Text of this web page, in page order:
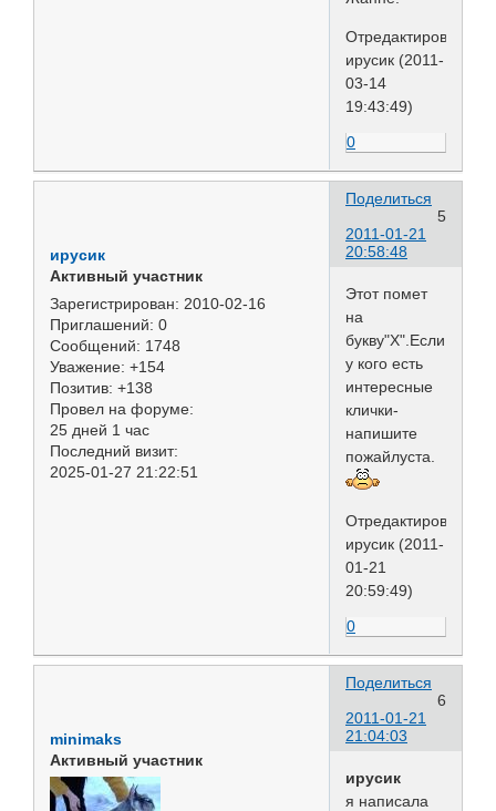
Отредактировано
ирусик (2011-
03-14
19:43:49)
0
Поделиться
5
2011-01-21
20:58:48
ирусик
Активный участник
Зарегистрирован: 2010-02-16
Приглашений: 0
Сообщений: 1748
Уважение: +154
Позитив: +138
Провел на форуме:
25 дней 1 час
Последний визит:
2025-01-27 21:22:51
Этот помет
на
букву"Х".Если
у кого есть
интересные
клички-
напишите
пожайлуста.
Отредактировано
ирусик (2011-
01-21
20:59:49)
0
Поделиться
6
2011-01-21
21:04:03
minimaks
Активный участник
ирусик
я написала